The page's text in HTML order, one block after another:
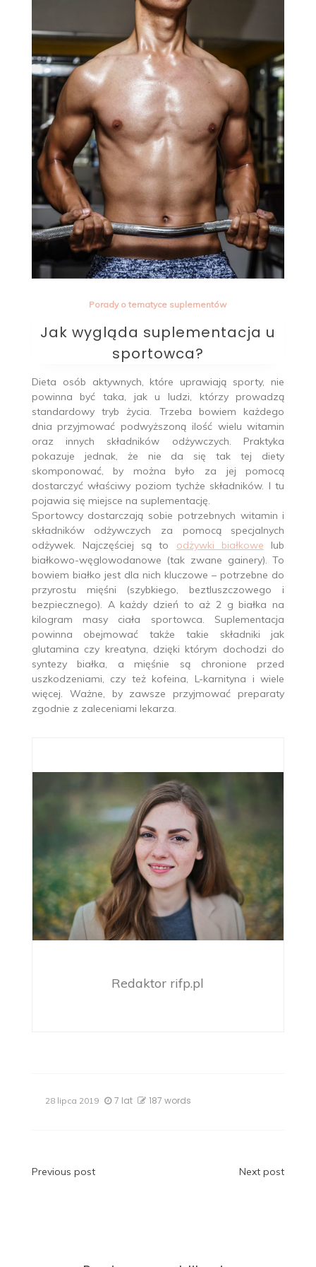
Porady o tematyce suplementów
Jak wygląda suplementacja u
sportowca?
Dieta osób aktywnych, które uprawiają sporty, nie
powinna być taka, jak u ludzi, którzy prowadzą
standardowy tryb życia. Trzeba bowiem każdego
dnia przyjmować podwyższoną ilość wielu witamin
oraz innych składników odżywczych. Praktyka
pokazuje jednak, że nie da się tak tej diety
skomponować, by można było za jej pomocą
dostarczyć właściwy poziom tychże składników. I tu
pojawia się miejsce na suplementację.
Sportowcy dostarczają sobie potrzebnych witamin i
składników odżywczych za pomocą specjalnych
odżywek. Najczęściej są to odżywki białkowe lub
białkowo-węglowodanowe (tak zwane gainery). To
bowiem białko jest dla nich kluczowe – potrzebne do
przyrostu mięśni (szybkiego, beztluszczowego i
bezpiecznego). A każdy dzień to aż 2 g białka na
kilogram masy ciała sportowca. Suplementacja
powinna obejmować także takie składniki jak
glutamina czy kreatyna, dzięki którym dochodzi do
syntezy białka, a mięśnie są chronione przed
uszkodzeniami, czy też kofeina, L-karnityna i wiele
więcej. Ważne, by zawsze przyjmować preparaty
zgodnie z zaleceniami lekarza.
Redaktor rifp.pl
28 lipca 2019 7 lat 187 words
Nawigacja
Previous post Next post